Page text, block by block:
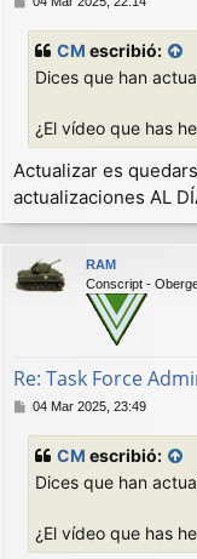
CM escribió:
Dices que han
¿El vídeo que has
Actualizar es
actualizaciones AL
RAM
Conscript -
Re: Task Force
M
04 Mar 2025, 23:49
CM escribió:
Dices que han
¿El vídeo que has